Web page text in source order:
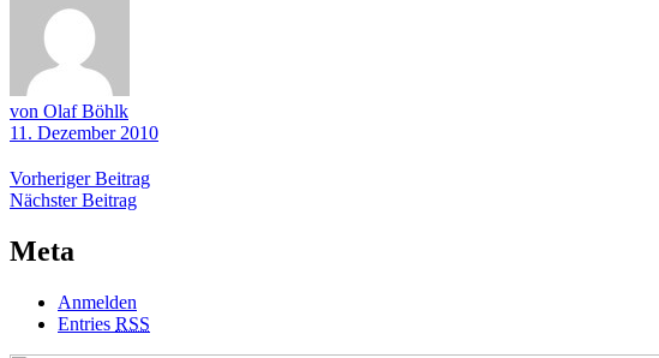
von Olaf Böhlk
11. Dezember 2010
Beitragsnavigation
Vorheriger BeitragVorheriger
Nächster BeitragNächster
Meta
Anmelden
Entries RSS